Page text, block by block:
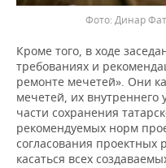
Динар
Кроме того, в ходе
требованиях и
ремонте мечетей». Они
мечетей, их внутреннего
части сохранения
рекомендуемых норм
согласования проектных
касаться всех